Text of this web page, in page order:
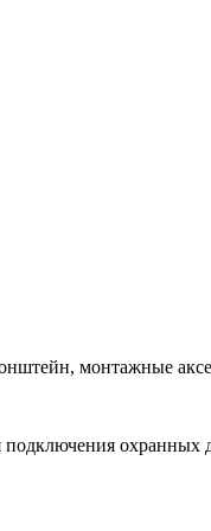
монтажные
охранных